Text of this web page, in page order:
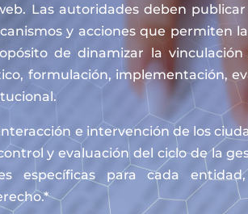
Las autoridades deben
y acciones que permiten
de dinamizar la
formulación, implementación,
e intervención de los
y evaluación del ciclo de la
específicas para cada